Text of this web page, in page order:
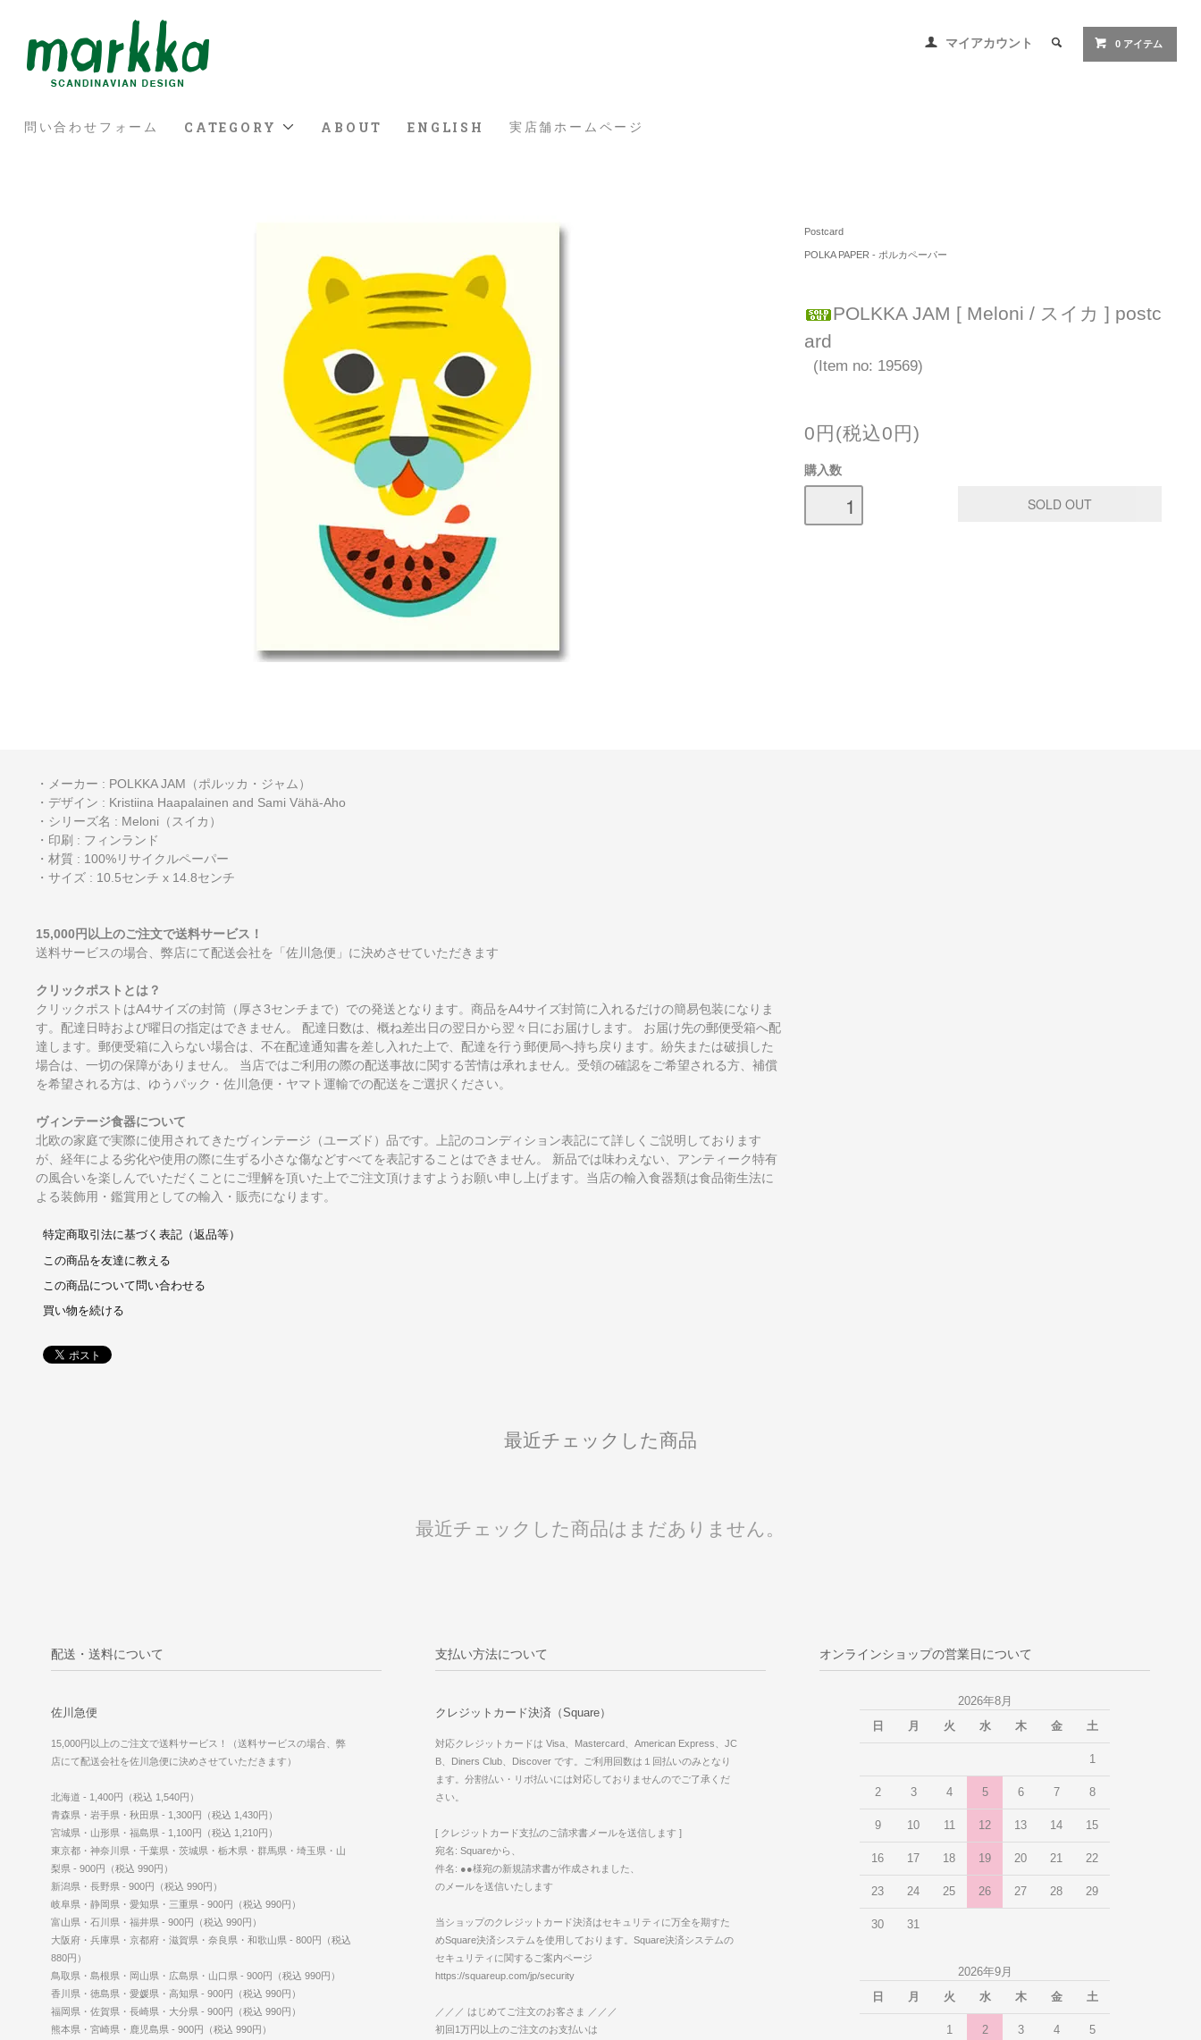
マイアカウント 0 アイテム
問い合わせフォーム CATEGORY ABOUT ENGLISH 実店舗ホームページ
Postcard
POLKA PAPER - ポルカペーパー
POLKKA JAM [ Meloni / スイカ ] postc
ard
(Item no: 19569)
0円(税込0円)
購入数
・メーカー : POLKKA JAM（ポルッカ・ジャム）
・デザイン : Kristiina Haapalainen and Sami Vähä-Aho
・シリーズ名 : Meloni（スイカ）
・印刷 : フィンランド
・材質 : 100%リサイクルペーパー
・サイズ : 10.5センチ x 14.8センチ
15,000円以上のご注文で送料サービス！
送料サービスの場合、弊店にて配送会社を「佐川急便」に決めさせていただきます
クリックポストとは？
クリックポストはA4サイズの封筒（厚さ3センチまで）での発送となります。商品をA4サイズ封筒に入れるだけの簡易包装になりま
す。配達日時および曜日の指定はできません。 配達日数は、概ね差出日の翌日から翌々日にお届けします。 お届け先の郵便受箱へ配
達します。郵便受箱に入らない場合は、不在配達通知書を差し入れた上で、配達を行う郵便局へ持ち戻ります。紛失または破損した
場合は、一切の保障がありません。 当店ではご利用の際の配送事故に関する苦情は承れません。受領の確認をご希望される方、補償
を希望される方は、ゆうパック・佐川急便・ヤマト運輸での配送をご選択ください。
ヴィンテージ食器について
北欧の家庭で実際に使用されてきたヴィンテージ（ユーズド）品です。上記のコンディション表記にて詳しくご説明しております
が、経年による劣化や使用の際に生ずる小さな傷などすべてを表記することはできません。 新品では味わえない、アンティーク特有
の風合いを楽しんでいただくことにご理解を頂いた上でご注文頂けますようお願い申し上げます。当店の輸入食器類は食品衛生法に
よる装飾用・鑑賞用としての輸入・販売になります。
特定商取引法に基づく表記（返品等）
この商品を友達に教える
この商品について問い合わせる
買い物を続ける
最近チェックした商品
最近チェックした商品はまだありません。
配送・送料について
佐川急便
15,000円以上のご注文で送料サービス！（送料サービスの場合、弊
店にて配送会社を佐川急便に決めさせていただきます）
北海道 - 1,400円（税込 1,540円）
青森県・岩手県・秋田県 - 1,300円（税込 1,430円）
宮城県・山形県・福島県 - 1,100円（税込 1,210円）
東京都・神奈川県・千葉県・茨城県・栃木県・群馬県・埼玉県・山
梨県 - 900円（税込 990円）
新潟県・長野県 - 900円（税込 990円）
岐阜県・静岡県・愛知県・三重県 - 900円（税込 990円）
富山県・石川県・福井県 - 900円（税込 990円）
大阪府・兵庫県・京都府・滋賀県・奈良県・和歌山県 - 800円（税込
880円）
鳥取県・島根県・岡山県・広島県・山口県 - 900円（税込 990円）
香川県・徳島県・愛媛県・高知県 - 900円（税込 990円）
福岡県・佐賀県・長崎県・大分県 - 900円（税込 990円）
熊本県・宮崎県・鹿児島県 - 900円（税込 990円）
支払い方法について
クレジットカード決済（Square）
対応クレジットカードは Visa、Mastercard、American Express、JC
B、Diners Club、Discover です。ご利用回数は１回払いのみとなり
ます。分割払い・リボ払いには対応しておりませんのでご了承くだ
さい。
[ クレジットカード支払のご請求書メールを送信します ]
宛名: Squareから、
件名: ●●様宛の新規請求書が作成されました、
のメールを送信いたします
当ショップのクレジットカード決済はセキュリティに万全を期すた
めSquare決済システムを使用しております。Square決済システムの
セキュリティに関するご案内ページ
https://squareup.com/jp/security
／／／ はじめてご注文のお客さま ／／／
初回1万円以上のご注文のお支払いは
オンラインショップの営業日について
2026年8月
日
月 火 水 木 金 土
1
2 3 4 5 6 7 8
9 10 11 12 13 14 15
16 17 18 19 20 21 22
23 24 25 26 27 28 29
30 31
2026年9月
日
月 火 水 木 金 土
1 2 3 4 5